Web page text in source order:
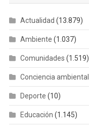
Actualidad (13.879)
Ambiente (1.037)
Comunidades (1.519)
Conciencia ambiental
Deporte (10)
Educación (1.145)